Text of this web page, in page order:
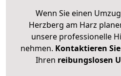
Wenn Sie einen
Herzberg am Harz
unsere professionelle
nehmen. Kontaktieren
Ihren reibungslosen